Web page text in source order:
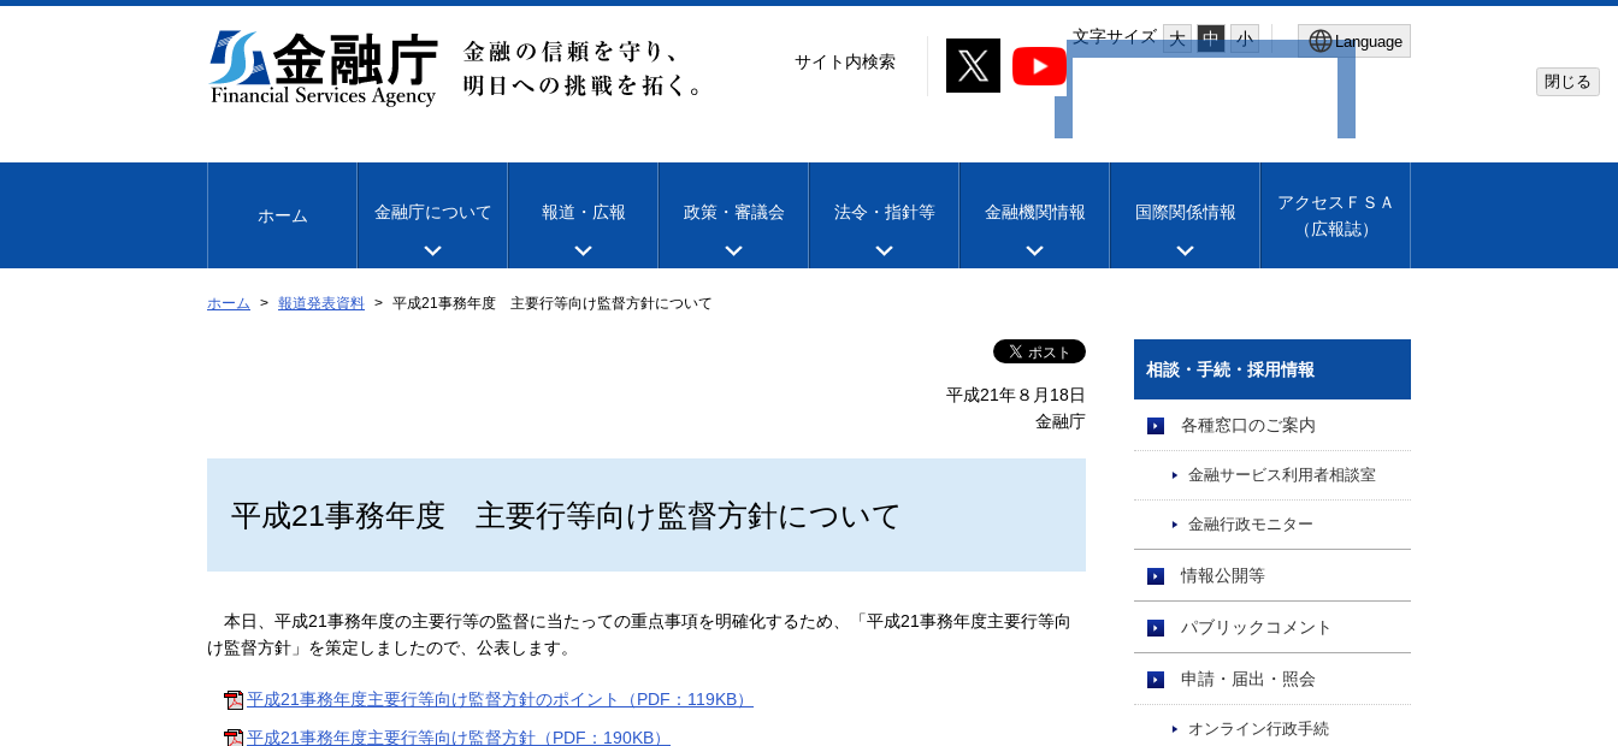
文
移
文字サイズ 大 中 小 Language
Machine translation
閉じる
サイト内検索
ホーム 金融庁について 報道・広報 政策・審議会 法令・指針等 金融機関情報 国際関係情報
アクセスＦＳＡ
（広報誌）
ホーム 報道発表資料 平成21事務年度 主要行等向け監督方針について
平成21年８月18日
金融庁
平成21事務年度 主要行等向け監督方針について
本日、平成21事務年度の主要行等の監督に当たっての重点事項を明確化するため、「平成21事務年度主要行等向
け監督方針」を策定しましたので、公表します。
平成21事務年度主要行等向け監督方針のポイント（PDF：119KB）
平成21事務年度主要行等向け監督方針（PDF：190KB）
相談・手続・採用情報
各種窓口のご案内
金融サービス利用者相談室
金融行政モニター
情報公開等
パブリックコメント
申請・届出・照会
オンライン行政手続